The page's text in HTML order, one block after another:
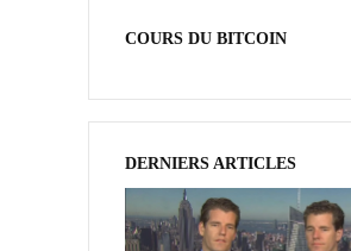
COURS DU BITCOIN
DERNIERS ARTICLES